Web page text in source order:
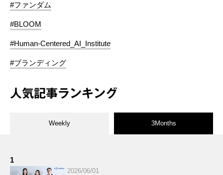
#ファンダム
#BLOOM
#Human-Centered_AI_Institute
#ブランディング
人気記事ランキング
Weekly 3Months
1
2026/06/01